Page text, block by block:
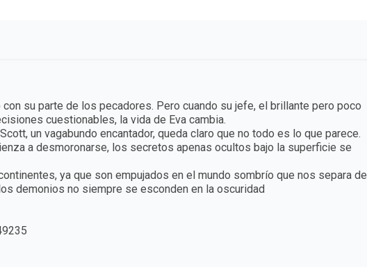
su parte de los pecadores. Pero cuando su jefe, el brillante pero poco
cuestionables, la vida de Eva cambia.
un vagabundo encantador, queda claro que no todo es lo que parece.
a desmoronarse, los secretos apenas ocultos bajo la superficie se
ya que son empujados en el mundo sombrío que nos separa de
demonios no siempre se esconden en la oscuridad